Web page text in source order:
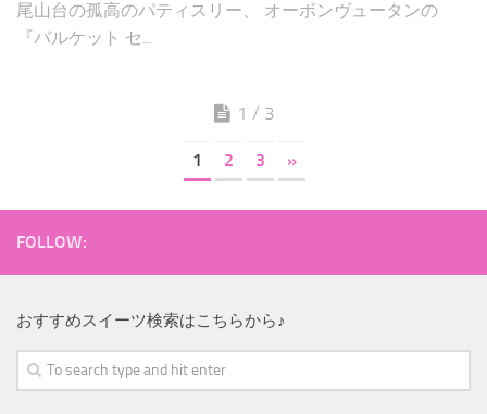
尾山台の孤高のパティスリー、 オーボンヴュータンの
『バルケット セ...
1 / 3
1 2 3 »
FOLLOW:
おすすめスイーツ検索はこちらから♪